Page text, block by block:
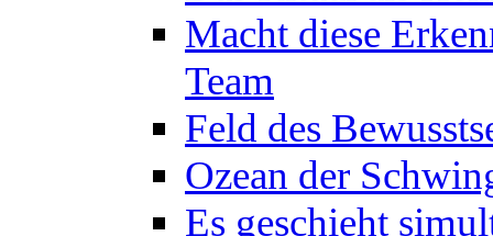
Macht diese
Team
Feld des
Ozean der
Es geschieht